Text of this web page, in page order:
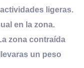
ligeras.
en la zona.
zona contraída
un peso